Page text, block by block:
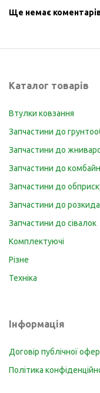
Ще немає
Каталог товарів
Втулки ковзання
Запчастини до
Запчастини до
Запчастини до
Запчастини до
Запчастини до
Запчастини до сівалок
Комплектуючі
Різне
Техніка
Інформація
Договір публічної
Політика